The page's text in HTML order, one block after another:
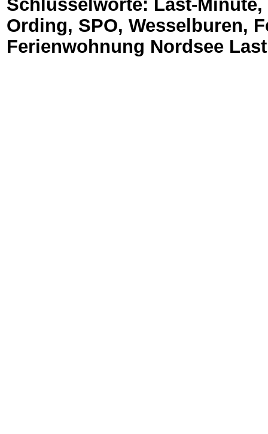
Ording, SPO, Wesselburen,
Ferienwohnung Nordsee